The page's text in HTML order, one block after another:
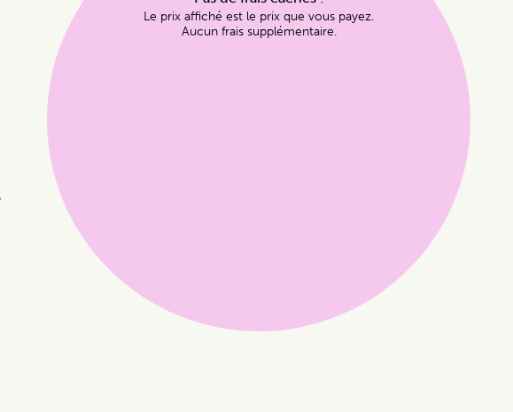
Le prix affiché est le prix que vous payez.
Aucun frais supplémentaire.